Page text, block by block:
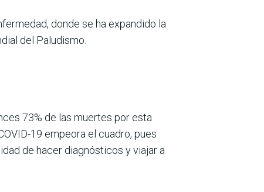
donde se ha expandido la
del Paludismo.
73% de las muertes por esta
19 empeora el cuadro, pues
de hacer diagnósticos y viajar a